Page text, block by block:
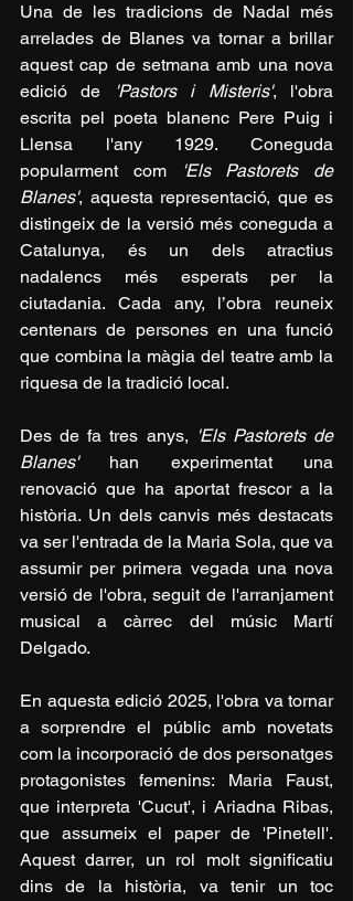
Una de les tradicions de Nadal més
arrelades de Blanes va tornar a brillar
aquest cap de setmana amb una nova
edició de
'Pastors i Misteris', l'obra
escrita pel poeta blanenc Pere Puig i
Llensa l'any 1929. Coneguda
popularment com
'Els Pastorets de
Blanes', aquesta representació, que es
distingeix de la versió més coneguda a
Catalunya, és un dels atractius
nadalencs més esperats per la
ciutadania. Cada any, l’obra reuneix
centenars de persones en una funció
que combina la màgia del teatre amb la
riquesa de la tradició local.
Des de fa tres anys, 'Els Pastorets de
Blanes' han experimentat una
renovació que ha aportat frescor a la
història. Un dels canvis més destacats
va ser l'entrada de la Maria Sola, que va
assumir per primera vegada una nova
versió de l'obra, seguit de l'arranjament
musical a càrrec del músic Martí
Delgado.
En aquesta edició 2025, l'obra va tornar
a sorprendre el públic amb novetats
com la incorporació de dos personatges
protagonistes femenins: Maria Faust,
que interpreta 'Cucut', i Ariadna Ribas,
que assumeix el paper de 'Pinetell'.
Aquest darrer, un rol molt significatiu
dins de la història, va tenir un toc